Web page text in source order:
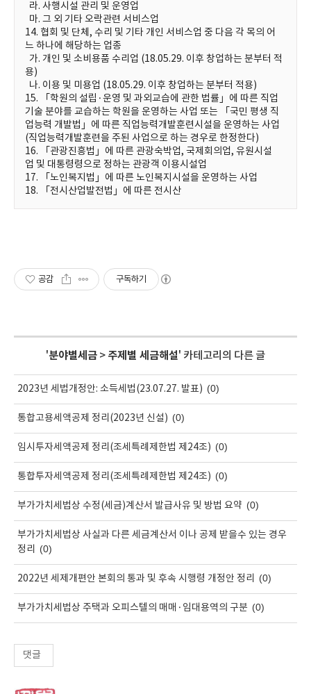
라. 사행시설 관리 및 운영업
마. 그 외 기타 오락관련 서비스업
14. 협회 및 단체, 수리 및 기타 개인 서비스업 중 다음 각 목의 어
느 하나에 해당하는 업종
가. 개인 및 소비용품 수리업 (18.05.29. 이후 창업하는 분부터 적
용)
나. 이용 및 미용업 (18.05.29. 이후 창업하는 분부터 적용)
15. 「학원의 설립·운영 및 과외교습에 관한 법률」에 따른 직업
기술 분야를 교습하는 학원을 운영하는 사업 또는 「국민 평생 직
업능력 개발법」에 따른 직업능력개발훈련시설을 운영하는 사업
(직업능력개발훈련을 주된 사업으로 하는 경우로 한정한다)
16. 「관광진흥법」에 따른 관광숙박업, 국제회의업, 유원시설
업 및 대통령령으로 정하는 관광객 이용시설업
17. 「노인복지법」에 따른 노인복지시설을 운영하는 사업
18. 「전시산업발전법」에 따른 전시산
공감 구독하기
'분야별세금 > 주제별 세금해설' 카테고리의 다른 글
2023년 세법개정안: 소득세법(23.07.27. 발표) (0)
통합고용세액공제 정리(2023년 신설) (0)
임시투자세액공제 정리(조세특례제한법 제24조) (0)
통합투자세액공제 정리(조세특례제한법 제24조) (0)
부가가치세법상 수정(세금)계산서 발급사유 및 방법 요약 (0)
부가가치세법상 사실과 다른 세금계산서 이나 공제 받을수 있는 경우
정리
(0)
2022년 세제개편안 본회의 통과 및 후속 시행령 개정안 정리 (0)
부가가치세법상 주택과 오피스텔의 매매·임대용역의 구분 (0)
댓글